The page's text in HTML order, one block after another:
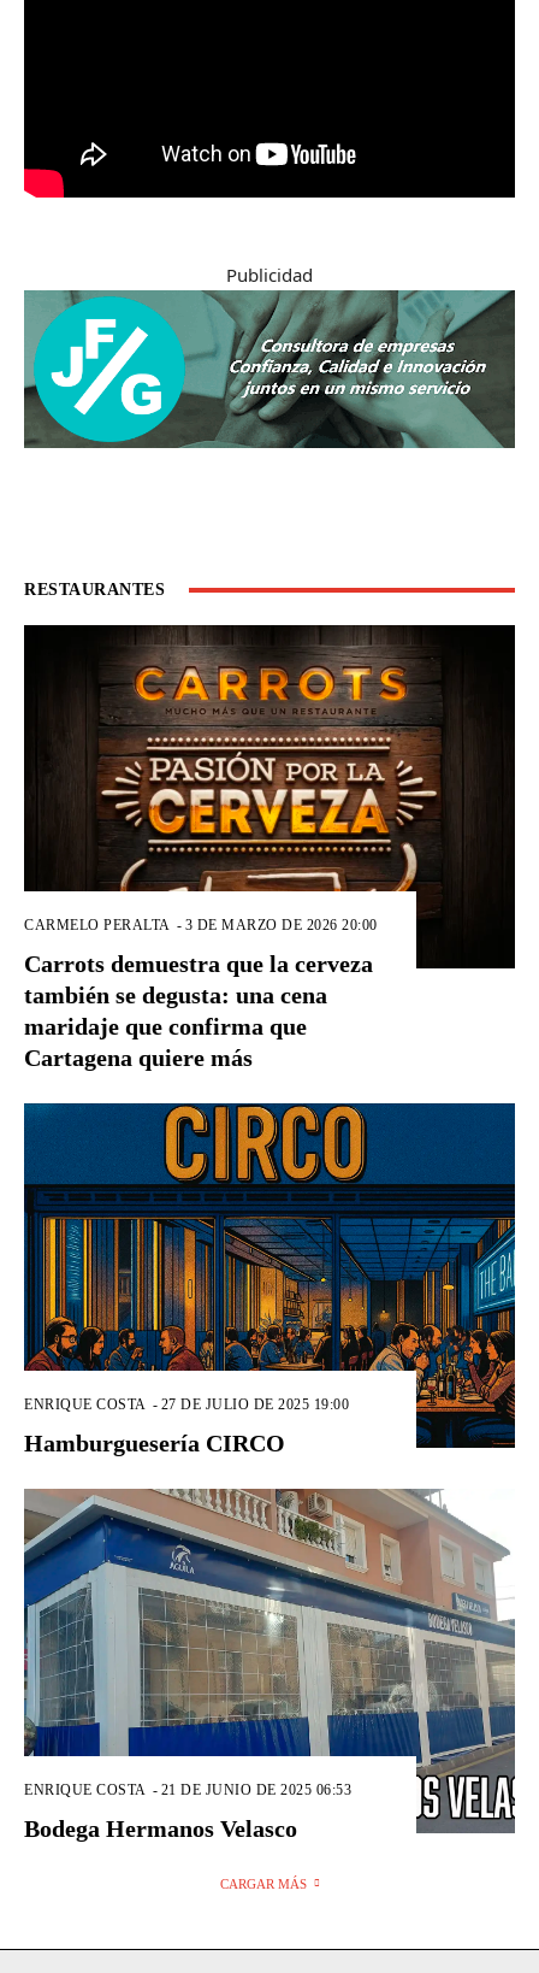
Publicidad
RESTAURANTES
CARMELO PERALTA - 3 DE MARZO DE 2026 20:00
Carrots demuestra que la cerveza
también se degusta: una cena
maridaje que confirma que
Cartagena quiere más
ENRIQUE COSTA - 27 DE JULIO DE 2025 19:00
Hamburguesería CIRCO
ENRIQUE COSTA - 21 DE JUNIO DE 2025 06:53
Bodega Hermanos Velasco
CARGAR MÁS